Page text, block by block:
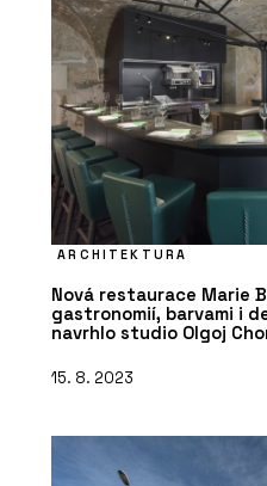
ARCHITEKTURA
Nová restaurace Marie
gastronomií, barvami i
navrhlo studio Olgoj
15. 8. 2023